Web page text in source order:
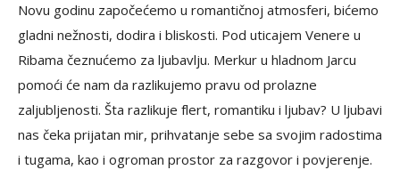
Novu godinu započećemo u romantičnoj atmosferi, bićemo
gladni nežnosti, dodira i bliskosti. Pod uticajem Venere u
Ribama čeznućemo za ljubavlju. Merkur u hladnom Jarcu
pomoći će nam da razlikujemo pravu od prolazne
zaljubljenosti. Šta razlikuje flert, romantiku i ljubav? U ljubavi
nas čeka prijatan mir, prihvatanje sebe sa svojim radostima
i tugama, kao i ogroman prostor za razgovor i povjerenje.